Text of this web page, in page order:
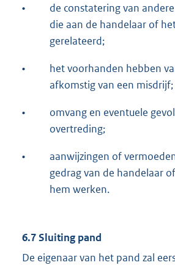
•
de constatering van
die aan de handelaar of
gerelateerd;
•
het voorhanden hebben
afkomstig van een misdrijf;
•
omvang en eventuele
overtreding;
•
aanwijzingen of
gedrag van de handelaar
hem werken.
6.7 Sluiting pand
De eigenaar van het pand zal